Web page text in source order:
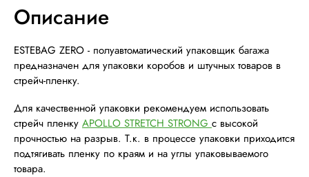
Описание
ESTEBAG ZERO - полуавтоматический упаковщик багажа
предназначен для упаковки коробов и штучных товаров в
стрейч-пленку.
Для качественной упаковки рекомендуем использовать
стрейч пленку APOLLO STRETCH STRONG с высокой
прочностью на разрыв. Т.к. в процессе упаковки приходится
подтягивать пленку по краям и на углы упаковываемого
товара.